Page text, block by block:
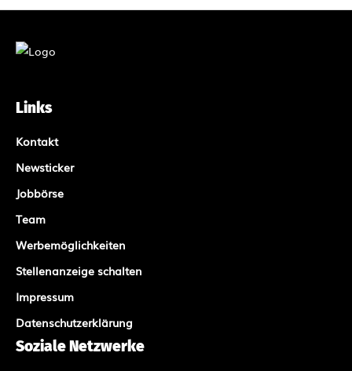
Links
Kontakt
Newsticker
Jobbörse
Team
Werbemöglichkeiten
Stellenanzeige schalten
Impressum
Datenschutzerklärung
Soziale Netzwerke